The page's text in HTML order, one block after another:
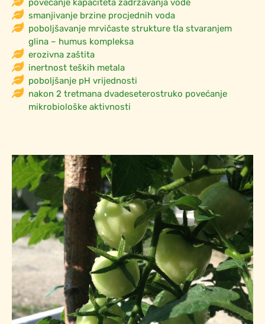
povećanje kapaciteta zadržavanja vode
smanjivanje brzine procjednih voda
poboljšavanje mrvičaste strukture tla stvaranjem
glina – humus kompleksa
erozivna zaštita
inertnost teških metala
poboljšanje pH vrijednosti
nakon 2 tretmana dvadeseterostruko povećanje
mikrobiološke aktivnosti